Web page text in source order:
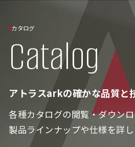
カタログ
Catalog
アトラスarkの確かな品質と
各種カタログの閲覧・ダウンロ
製品ラインナップや仕様を詳